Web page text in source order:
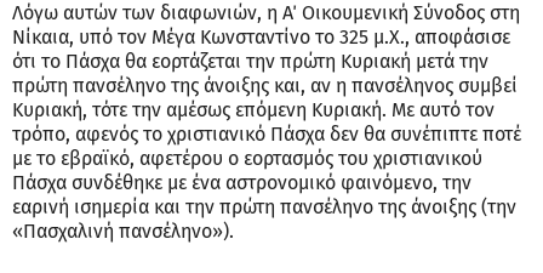
Λόγω αυτών των διαφωνιών, η Α΄ Οικουμενική Σύνοδος στη
Νίκαια, υπό τον Μέγα Κωνσταντίνο το 325 μ.Χ., αποφάσισε
ότι το Πάσχα θα εορτάζεται την πρώτη Κυριακή μετά την
πρώτη πανσέληνο της άνοιξης και, αν η πανσέληνος συμβεί
Κυριακή, τότε την αμέσως επόμενη Κυριακή. Με αυτό τον
τρόπο, αφενός το χριστιανικό Πάσχα δεν θα συνέπιπτε ποτέ
με το εβραϊκό, αφετέρου ο εορτασμός του χριστιανικού
Πάσχα συνδέθηκε με ένα αστρονομικό φαινόμενο, την
εαρινή ισημερία και την πρώτη πανσέληνο της άνοιξης (την
«Πασχαλινή πανσέληνο»).